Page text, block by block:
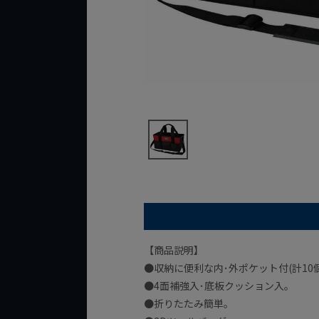
【商品説明】
●収納に便利な内･外ポケット付(計10
●4面補強入･底板クッション入｡
●折りたたみ簡単｡